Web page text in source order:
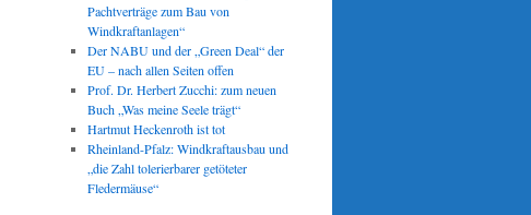
Pachtverträge zum Bau von
Windkraftanlagen“
Der NABU und der „Green Deal“ der
EU – nach allen Seiten offen
Prof. Dr. Herbert Zucchi: zum neuen
Buch „Was meine Seele trägt“
Hartmut Heckenroth ist tot
Rheinland-Pfalz: Windkraftausbau und
„die Zahl tolerierbarer getöteter
Fledermäuse“